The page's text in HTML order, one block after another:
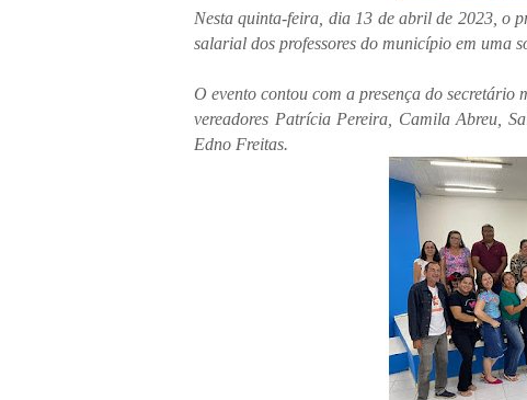
Nesta quinta-feira, dia 13 de abril de 2023, o
salarial dos professores do município em uma
O evento contou com a presença do
vereadores Patrícia Pereira, Camila Abreu,
Edno Freitas.